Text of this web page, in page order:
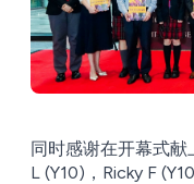
同时感谢在开幕式
L (Y10)，Ricky F